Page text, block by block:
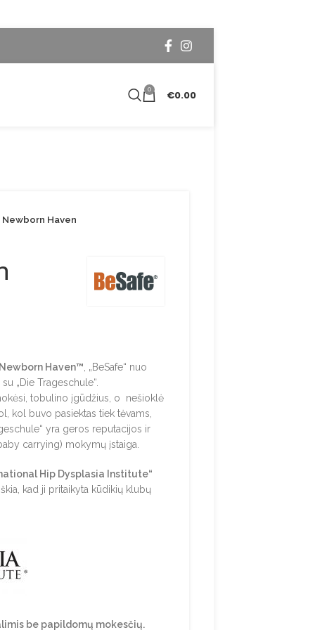
0 €0.00
Haven
Haven™ , „BeSafe“ nuo
„Die Trageschule“.
tobulino įgūdžius, o nešioklė
kol buvo pasiektas tiek tėvams,
yra geros reputacijos ir
carrying) mokymų įstaiga.
Hip Dysplasia Institute“
kad ji pritaikyta kūdikių klubų
be papildomų mokesčių.